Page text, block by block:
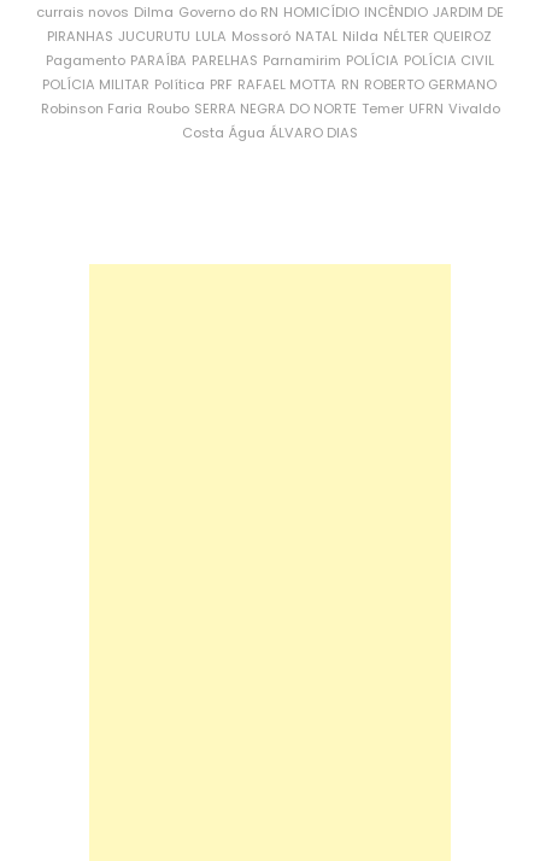
currais novos Dilma Governo do RN HOMICÍDIO INCÊNDIO JARDIM DE
PIRANHAS JUCURUTU LULA Mossoró NATAL Nilda NÉLTER QUEIROZ
Pagamento PARAÍBA PARELHAS Parnamirim POLÍCIA POLÍCIA CIVIL
POLÍCIA MILITAR Política PRF RAFAEL MOTTA RN ROBERTO GERMANO
Robinson Faria Roubo SERRA NEGRA DO NORTE Temer UFRN Vivaldo
Costa Água ÁLVARO DIAS